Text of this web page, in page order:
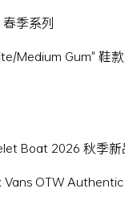
春季系列
Medium Gum" 鞋
Boat 2026 秋季新
Vans OTW